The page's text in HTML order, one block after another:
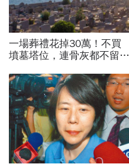
一場葬禮花掉30萬！不買
墳墓塔位，連骨灰都不留的
地的重擔解放